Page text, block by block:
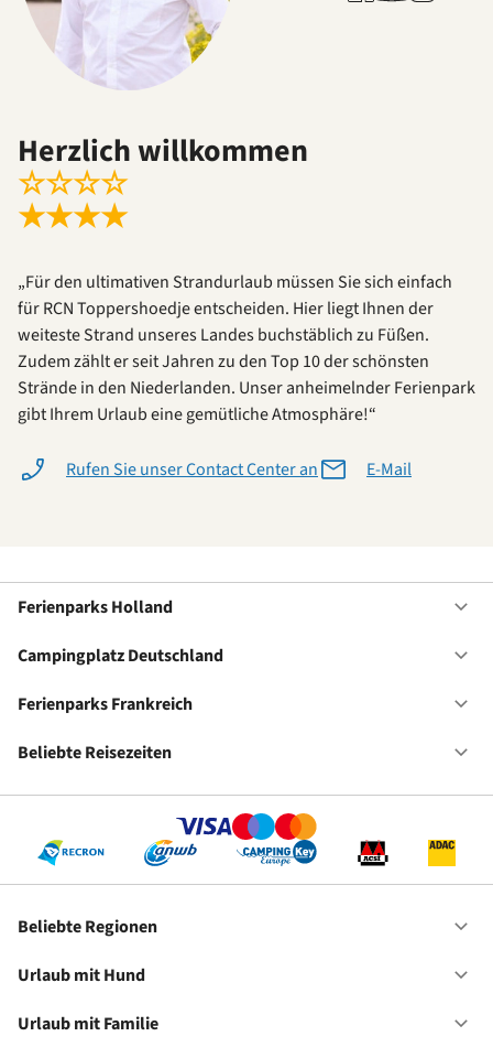
Herzlich willkommen
☆☆☆☆
★★★★
„Für den ultimativen Strandurlaub müssen Sie sich einfach
für RCN Toppershoedje entscheiden. Hier liegt Ihnen der
weiteste Strand unseres Landes buchstäblich zu Füßen.
Zudem zählt er seit Jahren zu den Top 10 der schönsten
Strände in den Niederlanden. Unser anheimelnder Ferienpark
gibt Ihrem Urlaub eine gemütliche Atmosphäre!“
Rufen Sie unser Contact Center an E-Mail
Ferienparks Holland
Campingplatz Deutschland
Ferienparks Frankreich
Beliebte Reisezeiten
Beliebte Regionen
Urlaub mit Hund
Urlaub mit Familie